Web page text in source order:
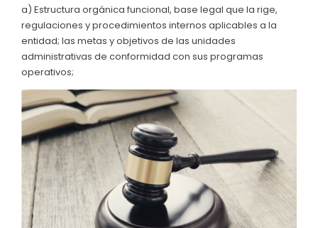
Fauna y Flora Parroquia Chanduy
PRESIDENTES Y SU GESTIÓN
JOSE GARCÍA JAIME
EFRAÍN REYES PIZARRO
MANUELA DE JESÚS TORRES ASENCIO
ANA RITA VILLÓN RAMÍREZ
JUANITO HERNAN APOLINARIO ALFONSO
GESTIÓN ADMINISTRATIVA
Plan de desarrollo y Ordenamiento Territorial -
Plan Anual Contratación - PAC
Plan Operativo Anual - POA
Convenios Institucionales
PRESUPUESTO: EJECUCIÓN Y REPORTES
Cédulas presupuestarias y balances
Procesos de contratación
Ejecución Presupuestaria
Consejo de Planificación Local
Audiencias públicas
Consejo Consultivo
Otras entidades
a) Estructura orgánica funcional, base legal que la rige,
regulaciones y procedimientos internos aplicables a la
entidad; las metas y objetivos de las unidades
administrativas de conformidad con sus programas
operativos;